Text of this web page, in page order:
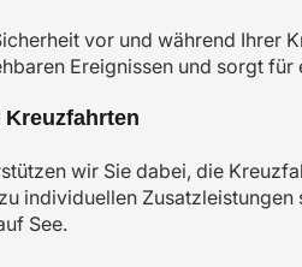
vor und während Ihrer
Ereignissen und sorgt für
wir Sie dabei, die
individuellen
See.